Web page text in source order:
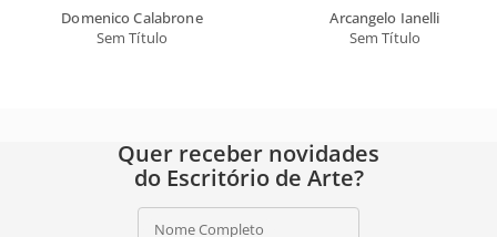
Domenico Calabrone
Sem Título
Arcangelo Ianelli
Sem Título
Quer receber novidades
do Escritório de Arte?
Nome Completo